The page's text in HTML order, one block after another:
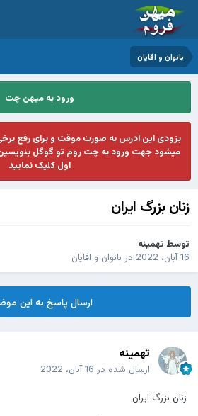
بانوان و اقایان
ورود به میهن چت
بزودی این ادرس به صورت موقت و برای رفع
میشود جهت ورود به چت روم تو گوگل
اول کلیک نمایید
زنان بزرگ ایران
توسط تهمینه
16 آبان، 2022
در بانوان و اقایان
ارسال پاسخ به این
تهمینه
ارسال شده در 16 آبان، 2022
زنان بزرگ ایران